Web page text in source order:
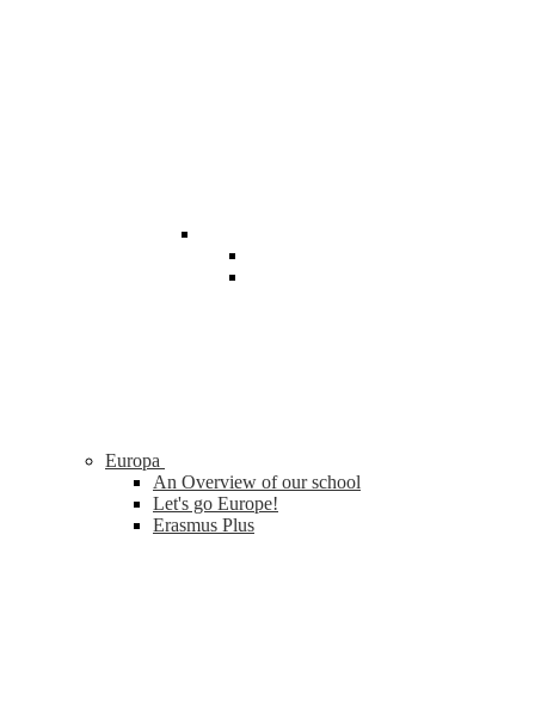
Europa
An Overview of our school
Let's go Europe!
Erasmus Plus